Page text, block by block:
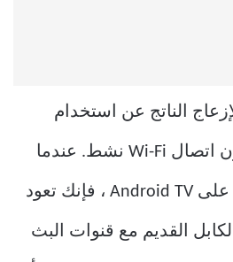
الناتج عن استخدام
تلفزيون Android بدون اتصال Wi-Fi نشط. عندما
تواجه مشكلات Wi-Fi على Android TV ، فإنك تعود
القديم مع قنوات البث